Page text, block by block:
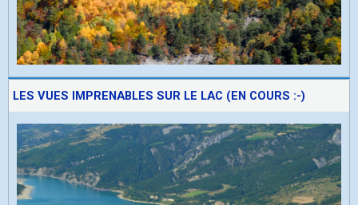
LES VUES IMPRENABLES SUR LE LAC (EN COURS :-)